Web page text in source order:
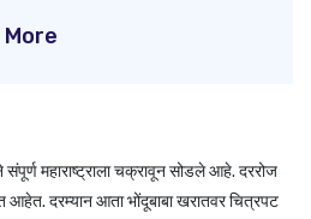
महाराष्ट्राला चक्रावून सोडले आहे. दररोज
आहेत. दरम्यान आता भोंदूबाबा खरातवर चित्रपट